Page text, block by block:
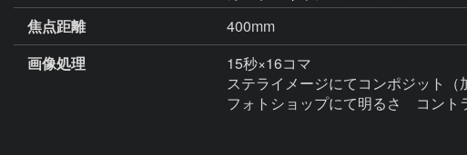
焦点距離
400mm
画像処理
15秒×16コマ
ステライメージにてコンポジット（
フォトショップにて明るさ　コント